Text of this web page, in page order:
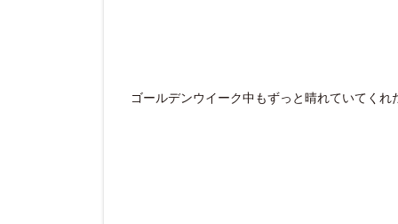
ゴールデンウイーク中もずっと晴れていてくれ